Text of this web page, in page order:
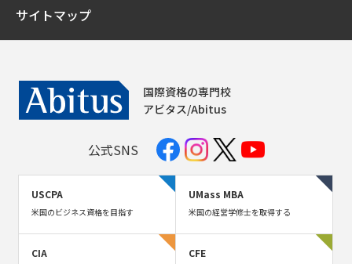
サイトマップ
国際資格の専門校
アビタス/Abitus
公式SNS
USCPA
米国のビジネス資格を目指す
UMass MBA
米国の経営学修士を取得する
CIA CFE